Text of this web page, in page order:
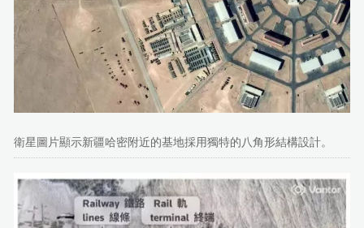
衛星圖片顯示新疆哈密附近的基地採用獨特的八角形結構設計。